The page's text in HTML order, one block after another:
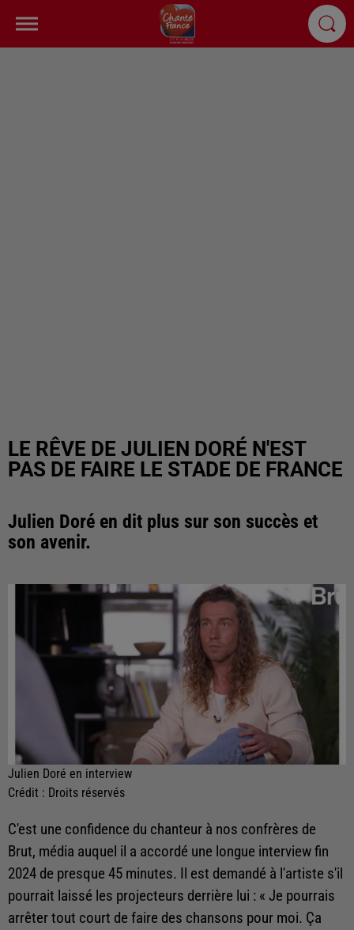
LE RÊVE DE JULIEN DORÉ N'EST
PAS DE FAIRE LE STADE DE FRANCE
Julien Doré en dit plus sur son succès et
son avenir.
Julien Doré en interview
Crédit : Droits réservés
C'est une confidence du chanteur à nos confrères de
Brut, média auquel il a accordé une longue interview fin
2024 de presque 45 minutes. Il est demandé à l'artiste s'il
pourrait laissé les projecteurs derrière lui : « Je pourrais
arrêter tout court de faire des chansons pour moi. Ça